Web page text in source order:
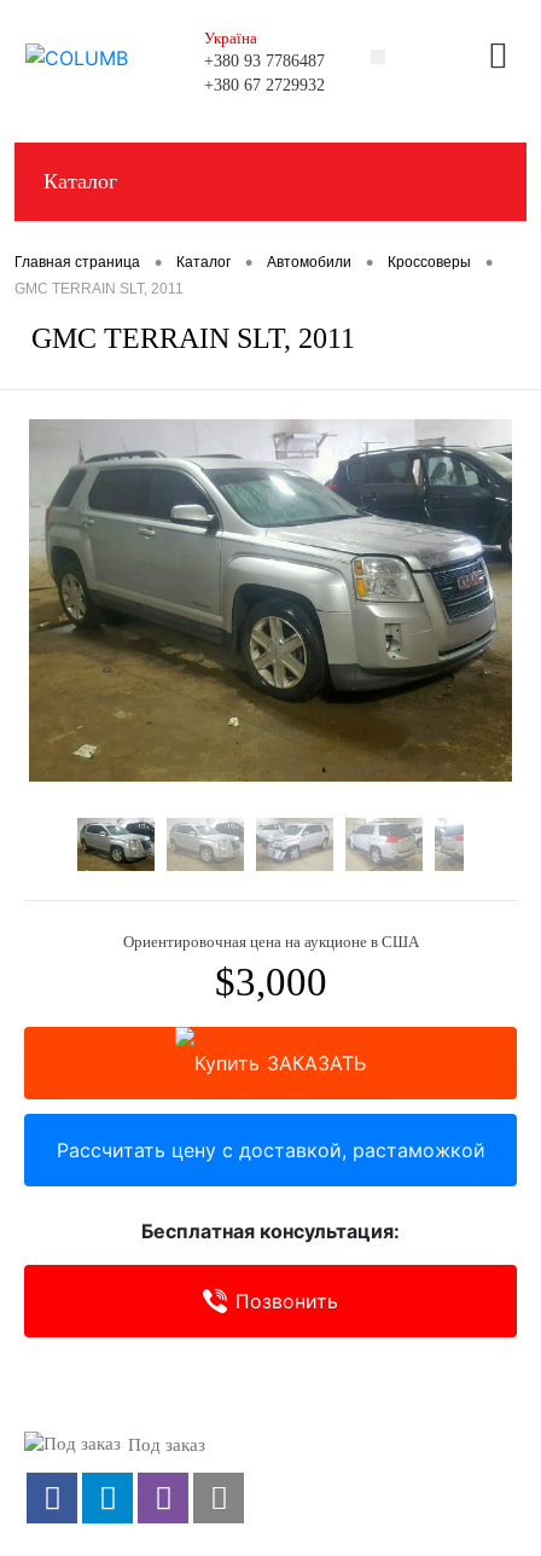
Україна
+380 93 7786487
+380 67 2729932
Каталог
Главная страница • Каталог • Автомобили • Кроссоверы •
GMC TERRAIN SLT, 2011
GMC TERRAIN SLT, 2011
Ориентировочная цена на аукционе в США
$3,000
ЗАКАЗАТЬ
Рассчитать цену с доставкой, растаможкой
Бесплатная консультация:
Позвонить
Под заказ